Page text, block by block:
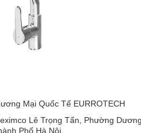
Mại Quốc Tế EURROTECH
Lê Trọng Tấn, Phường
Phố Hà Nội.